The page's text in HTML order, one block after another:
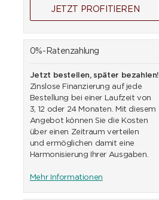
JETZT PROFITIEREN
0%-Ratenzahlung
Jetzt bestellen, später bezahlen!
Zinslose Finanzierung auf jede
Bestellung bei einer Laufzeit von
3, 12 oder 24 Monaten. Mit diesem
Angebot können Sie die Kosten
über einen Zeitraum verteilen
und ermöglichen damit eine
Harmonisierung Ihrer Ausgaben.
Mehr Informationen